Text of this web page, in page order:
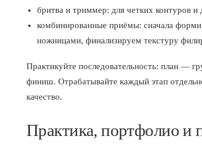
бритва и триммер: для четких контуров и
комбинированные приёмы: сначала
ножницами, финализируем текстуру
Практикуйте последовательность: план —
финиш. Отрабатывайте каждый этап
качество.
Практика, портфолио и